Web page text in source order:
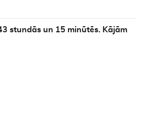
stundās un 15 minūtēs. Kājām